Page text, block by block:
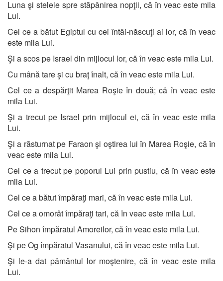
Luna şi stelele spre stăpânirea nopţii, că în veac este mila
Lui.
Cel ce a bătut Egiptul cu cei întâi-născuţi ai lor, că în veac
este mila Lui.
Şi a scos pe Israel din mijlocul lor, că în veac este mila Lui.
Cu mână tare şi cu braţ înalt, că în veac este mila Lui.
Cel ce a despărţit Marea Roşie în două; că în veac este
mila Lui.
Şi a trecut pe Israel prin mijlocul ei, că în veac este mila
Lui.
Şi a răsturnat pe Faraon şi oştirea lui în Marea Roşie, că în
veac este mila Lui.
Cel ce a trecut pe poporul Lui prin pustiu, că în veac este
mila Lui.
Cel ce a bătut împăraţi mari, că în veac este mila Lui.
Cel ce a omorât împăraţi tari, că în veac este mila Lui.
Pe Sihon împăratul Amoreilor, că în veac este mila Lui.
Şi pe Og împăratul Vasanului, că în veac este mila Lui.
Şi le-a dat pământul lor moştenire, că în veac este mila
Lui.